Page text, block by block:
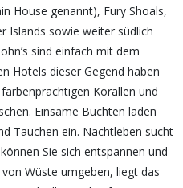
House genannt), Fury Shoals,
Islands sowie weiter südlich
sind einfach mit dem
Hotels dieser Gegend haben
Korallen und
Einsame Buchten laden
Tauchen ein. Nachtleben sucht
Sie sich entspannen und
Wüste umgeben, liegt das